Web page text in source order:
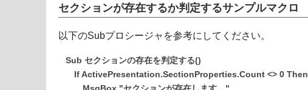
セクションが存在するか判定するサンプルマクロ
以下のSubプロシージャを参考にしてください。
Sub セクションの存在を判定する()
If ActivePresentation.SectionProperties.Count <> 0 Then